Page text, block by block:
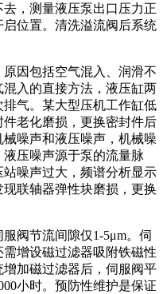
，测量液压泵出口压力正
位置。清洗溢流阀后系统
因包括空气混入、润滑不
入的直接方法，液压缸两
气。某大型压机工作缸低
老化磨损，更换密封件后
噪声和液压噪声，机械噪
压噪声源于泵的流量脉
噪声过大，频谱分析显示
联轴器弹性块磨损，更换
阀节流间隙仅1-5μm。伺
增设磁过滤器吸附铁磁性
加磁过滤器后，伺服阀平
小时。预防性维护是保证